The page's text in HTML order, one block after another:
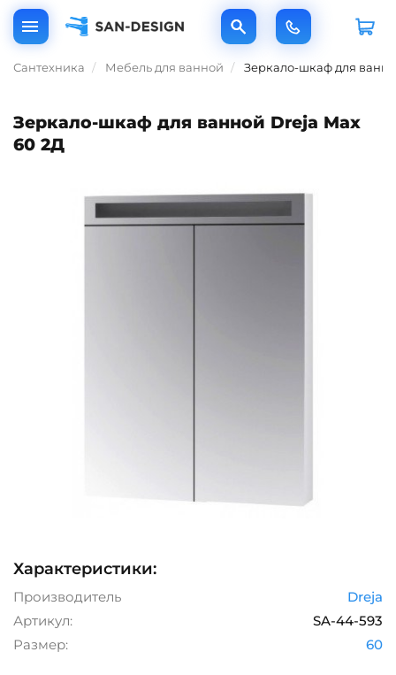
Сантехника Мебель для ванной Зеркало-шкаф для
Зеркало-шкаф для ванной Dreja Max
60 2Д
Характеристики:
Производитель
Dreja
Артикул:
SA-44-593
Размер:
60